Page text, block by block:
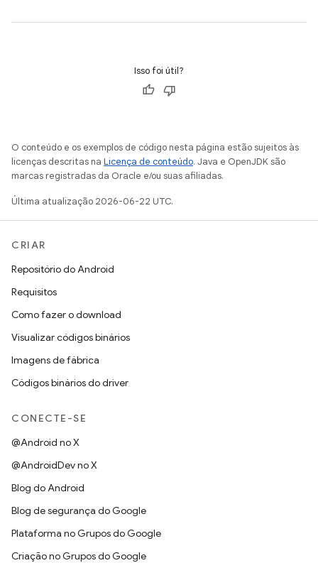
Isso foi útil?
O conteúdo e os exemplos de código nesta página estão sujeitos às
licenças descritas na Licença de conteúdo. Java e OpenJDK são
marcas registradas da Oracle e/ou suas afiliadas.
Última atualização 2026-06-22 UTC.
CRIAR
Repositório do Android
Requisitos
Como fazer o download
Visualizar códigos binários
Imagens de fábrica
Códigos binários do driver
CONECTE-SE
@Android no X
@AndroidDev no X
Blog do Android
Blog de segurança do Google
Plataforma no Grupos do Google
Criação no Grupos do Google